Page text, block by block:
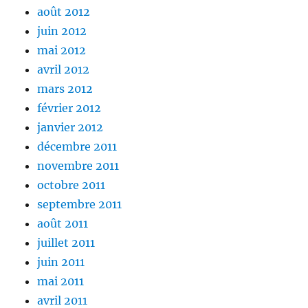
août 2012
juin 2012
mai 2012
avril 2012
mars 2012
février 2012
janvier 2012
décembre 2011
novembre 2011
octobre 2011
septembre 2011
août 2011
juillet 2011
juin 2011
mai 2011
avril 2011